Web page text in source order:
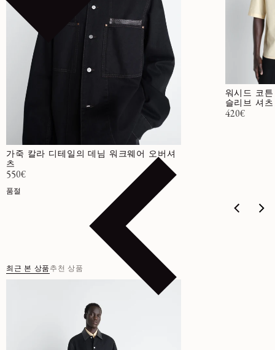
가죽 칼라 디테일의 데님 워크웨어 오버셔
츠
정가
550€
품절
워시드 코
슬리브 셔츠
정가
420€
최근 본 상품 추천 상품